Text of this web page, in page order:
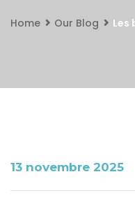
Home Our Blog Les
13 novembre 2025